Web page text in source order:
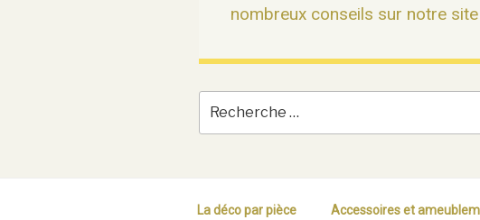
nombreux conseils sur notre
La déco par pièce Accessoires et